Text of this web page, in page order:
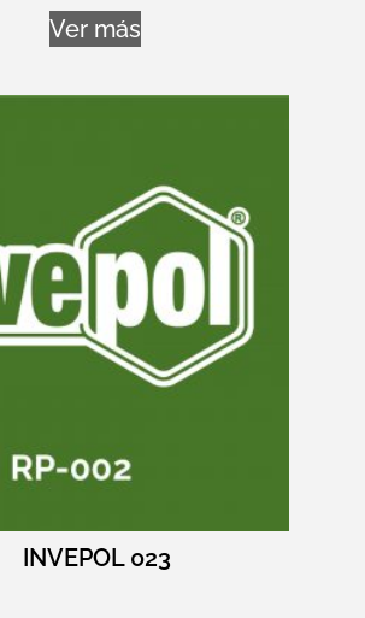
Ver más
INVEPOL 023